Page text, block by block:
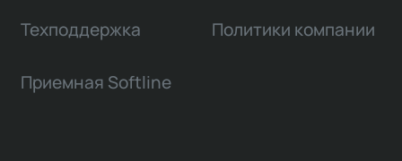
Техподдержка Политики компании
Приемная Softline